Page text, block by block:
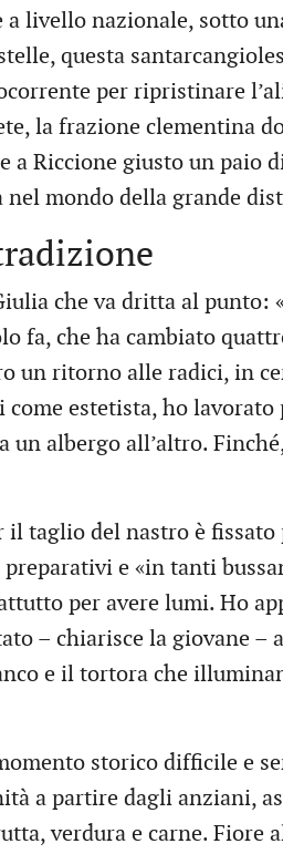
a livello nazionale, sotto
questa
per ripristinare
la frazione clementina
a Riccione giusto un paio
nel mondo della grande
che va dritta al punto:
fa, che ha cambiato
un ritorno alle radici, in
come estetista, ho
un albergo all’altro.
il taglio del nastro è
e «in tanti
per avere lumi. Ho
– chiarisce la giovane
e il tortora che
storico difficile e
a partire dagli anziani,
verdura e carne. Fiore